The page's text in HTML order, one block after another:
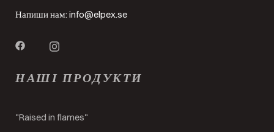
Напиши нам: info@elpex.se
НАШІ ПРОДУКТИ
"Raised in flames"